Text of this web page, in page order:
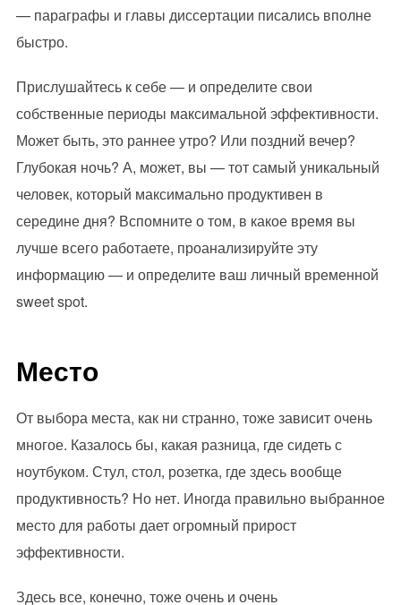
— параграфы и главы диссертации писались вполне
быстро.
Прислушайтесь к себе — и определите свои
собственные периоды максимальной эффективности.
Может быть, это раннее утро? Или поздний вечер?
Глубокая ночь? А, может, вы — тот самый уникальный
человек, который максимально продуктивен в
середине дня? Вспомните о том, в какое время вы
лучше всего работаете, проанализируйте эту
информацию — и определите ваш личный временной
sweet spot.
Место
От выбора места, как ни странно, тоже зависит очень
многое. Казалось бы, какая разница, где сидеть с
ноутбуком. Стул, стол, розетка, где здесь вообще
продуктивность? Но нет. Иногда правильно выбранное
место для работы дает огромный прирост
эффективности.
Здесь все, конечно, тоже очень и очень